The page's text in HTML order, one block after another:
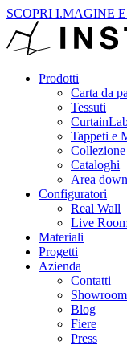
SCOPRI I.MAGINE
Prodotti
Carta da
Tessuti
Tappeti e
Cataloghi
Area
Configuratori
Real Wall
Live
Materiali
Progetti
Azienda
Contatti
Showroom
Blog
Fiere
Press